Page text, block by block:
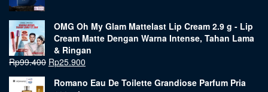
OMG Oh My Glam Mattelast Lip Cream 2.9 g - Lip
Cream Matte Dengan Warna Intense, Tahan Lama
& Ringan
Rp99.400 Rp25.900
Romano Eau De Toilette Grandiose Parfum Pria